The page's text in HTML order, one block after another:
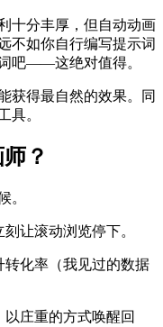
十分丰厚，但自动动画
不如你自行编写提示词
吧——这绝对值得。
获得最自然的效果。同
具。
？
。
让滚动浏览停下。
化率（我见过的数据
庄重的方式唤醒回